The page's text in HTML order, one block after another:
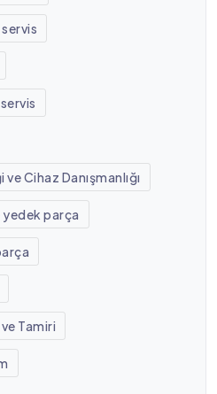
Cihaz Danışmanlığı
parça
Tamiri